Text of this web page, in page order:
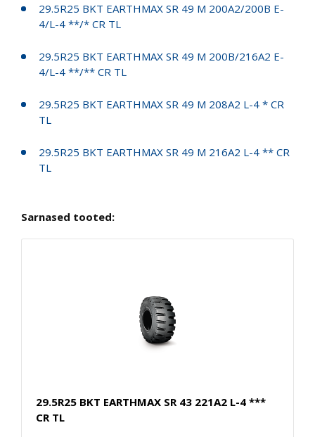
29.5R25 BKT EARTHMAX SR 49 M 200A2/200B E-
4/L-4 **/* CR TL
29.5R25 BKT EARTHMAX SR 49 M 200B/216A2 E-
4/L-4 **/** CR TL
29.5R25 BKT EARTHMAX SR 49 M 208A2 L-4 * CR
TL
29.5R25 BKT EARTHMAX SR 49 M 216A2 L-4 ** CR
TL
Sarnased tooted:
29.5R25 BKT EARTHMAX SR 43 221A2 L-4 ***
CR TL